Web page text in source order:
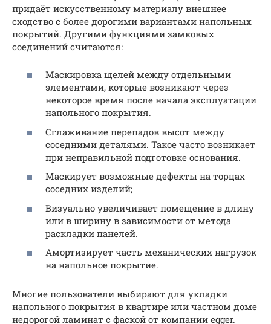
придаёт искусственному материалу внешнее
сходство с более дорогими вариантами напольных
покрытий. Другими функциями замковых
соединений считаются:
Маскировка щелей между отдельными
элементами, которые возникают через
некоторое время после начала эксплуатации
напольного покрытия.
Сглаживание перепадов высот между
соседними деталями. Такое часто возникает
при неправильной подготовке основания.
Маскирует возможные дефекты на торцах
соседних изделий;
Визуально увеличивает помещение в длину
или в ширину в зависимости от метода
раскладки панелей.
Амортизирует часть механических нагрузок
на напольное покрытие.
Многие пользователи выбирают для укладки
напольного покрытия в квартире или частном доме
недорогой ламинат с фаской от компании egger.